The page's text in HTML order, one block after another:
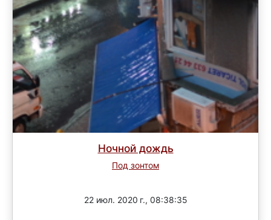
Ночной дождь
Под зонтом
22 июл. 2020 г., 08:38:35